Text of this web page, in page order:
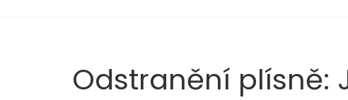
Odstranění plísně: